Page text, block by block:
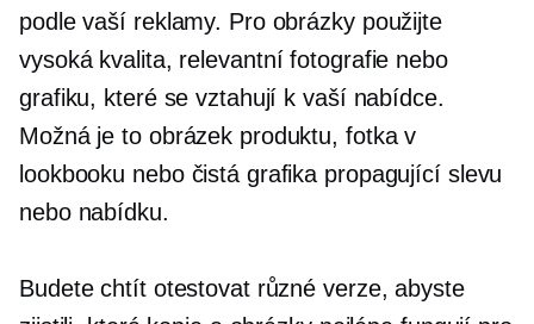
podle vaší reklamy. Pro obrázky použijte
vysoká kvalita, relevantní fotografie nebo
grafiku, které se vztahují k vaší nabídce.
Možná je to obrázek produktu, fotka v
lookbooku nebo čistá grafika propagující slevu
nebo nabídku.
Budete chtít otestovat různé verze, abyste